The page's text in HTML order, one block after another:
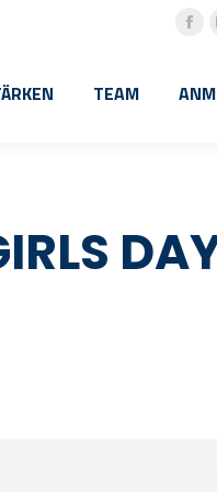
TEAM